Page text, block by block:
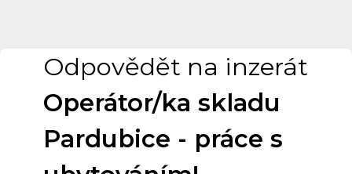
Odpovědět na inzerát
Operátor/ka skladu
Pardubice - práce s